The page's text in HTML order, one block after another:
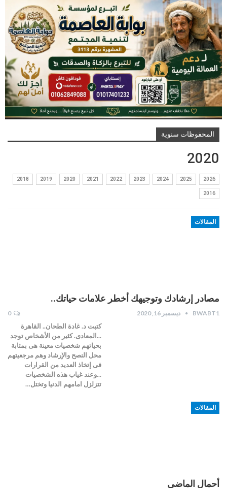
المحفوظات سنوية
2020
2026
2025
2024
2023
2022
2021
2020
2019
2018
2016
المقالات
مصادر إرشادك وتوجيهك أخطر علامات حياتك..
BWABT1 ديسمبر 16, 2020 0
كتبت د. غادة الطحان.. القاهرة
...المعادى. كثير من الأشخاص توجد
بحياتهم شخصيات معينة هى بمثابة
محل النصح والإرشاد وهم مرجعيتهم
فى إتخاذ العديد من القرارات
...وعند غياب هذه الشخصيات
تتزلزل امامهم الدنيا وتختل…
المقالات
أحمال الماضى